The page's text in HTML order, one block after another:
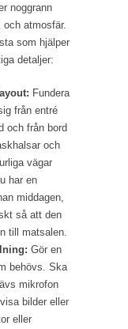
noggrann
atmosfär.
som hjälper
detaljer:
Fundera
från entré
och från bord
och
vägar
har en
middagen,
så att den
till matsalen.
Gör en
behövs. Ska
mikrofon
bilder eller
eller